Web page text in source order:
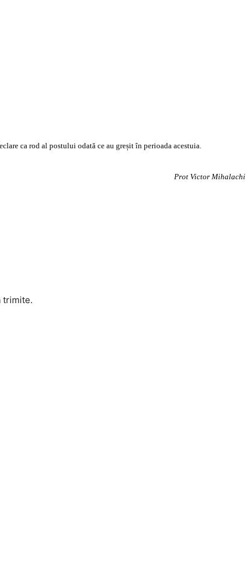
ca rod al postului odată ce au greșit în perioada acestuia.
Prot Victor Mihalachi
trimite.